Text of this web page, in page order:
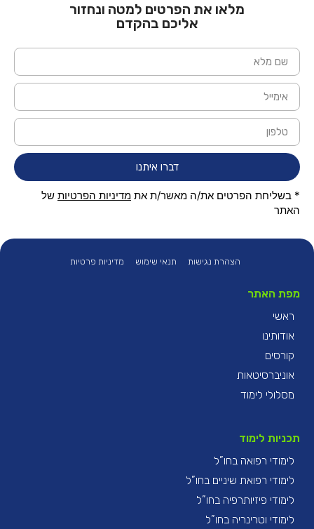
מלאו את הפרטים למטה ונחזור
אליכם בהקדם
דברו איתנו
* בשליחת הפרטים את/ה מאשר/ת את מדיניות הפרטיות של
האתר
הצהרת נגישות תנאי שימוש מדיניות פרטיות
מפת האתר
ראשי
אודותינו
קורסים
אוניברסיטאות
מסלולי לימוד
תכניות לימוד
לימודי רפואה בחו”ל
לימודי רפואת שיניים בחו”ל
לימודי פיזיותרפיה בחו”ל
לימודי וטרינריה בחו”ל